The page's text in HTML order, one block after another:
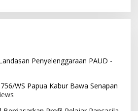
Penyelenggaraan PAUD -
WS Papua Kabur Bawa Senapan